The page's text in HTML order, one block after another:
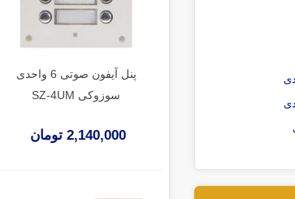
پنل آیفون صوتی 6 واحدی
سوزوکی SZ-4UM
2,140,000 تومان